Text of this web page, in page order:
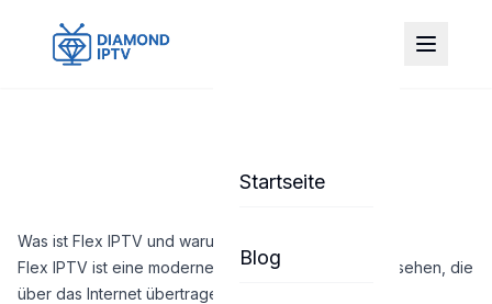
Startseite
Blog
Was ist Flex IPTV und warum ist es so beliebt?
Flex IPTV ist eine moderne Lösung für digitales Fernsehen, die
über das Internet übertragen wird. Im Gegensatz zu